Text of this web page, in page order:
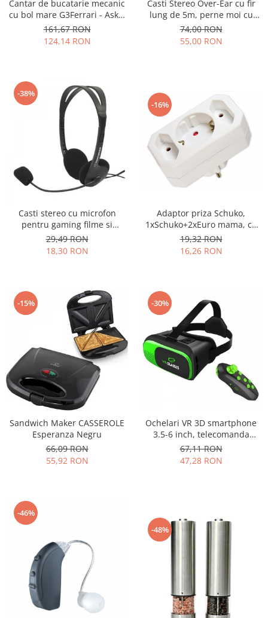
Cantar de bucatarie mecanic
cu bol mare G3Ferrari - Aska,
capacitate max. 5 kg,
diviziune 25g, functie tara si
zero, design retro, alb
161,67 RON
124,14 RON
Casti Stereo Over-Ear cu fir
lung de 5m, perne moi cu
izolatie fonica perfecta,
control volum pe fir, reglaj
usor pe dimensiunea capului
74,00 RON
55,00 RON
-38%
Casti stereo cu microfon
pentru gaming filme si
muzica, conexiune cu fir mufe
comode
29,49 RON
18,30 RON
-16%
Adaptor priza Schuko,
1xSchuko+2xEuro mama, cu
protectie pentru copii, Arcas -
AD-3
19,32 RON
16,26 RON
-15%
Sandwich Maker CASSEROLE
Esperanza Negru
66,09 RON
55,92 RON
-30%
Ochelari VR 3D smartphone
3.5-6 inch, telecomanda
bluetooth, Android iOS,
Esperanza
67,11 RON
47,28 RON
-46%
-48%